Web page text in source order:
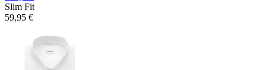
Slim Fit
59,95 €